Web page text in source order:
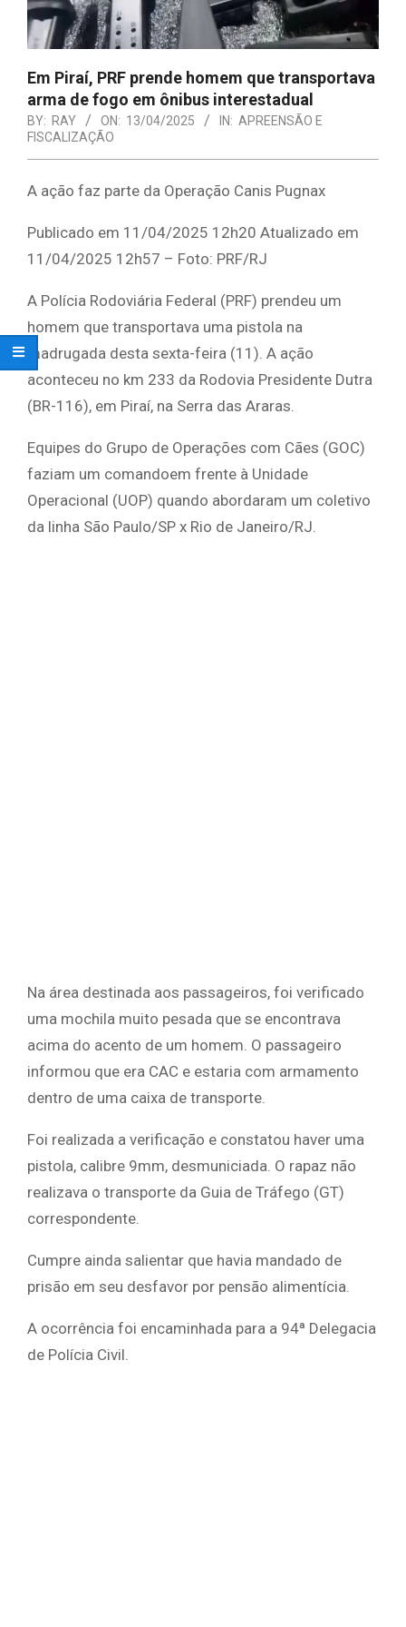
Em Piraí, PRF prende homem que transportava
arma de fogo em ônibus interestadual
BY: RAY ON: 13/04/2025 IN: APREENSÃO E
FISCALIZAÇÃO
A ação faz parte da Operação Canis Pugnax
Publicado em 11/04/2025 12h20 Atualizado em
11/04/2025 12h57 – Foto: PRF/RJ
A Polícia Rodoviária Federal (PRF) prendeu um
homem que transportava uma pistola na
madrugada desta sexta-feira (11). A ação
aconteceu no km 233 da Rodovia Presidente Dutra
(BR-116), em Piraí, na Serra das Araras.
Equipes do Grupo de Operações com Cães (GOC)
faziam um comandoem frente à Unidade
Operacional (UOP) quando abordaram um coletivo
da linha São Paulo/SP x Rio de Janeiro/RJ.
Na área destinada aos passageiros, foi verificado
uma mochila muito pesada que se encontrava
acima do acento de um homem. O passageiro
informou que era CAC e estaria com armamento
dentro de uma caixa de transporte.
Foi realizada a verificação e constatou haver uma
pistola, calibre 9mm, desmuniciada. O rapaz não
realizava o transporte da Guia de Tráfego (GT)
correspondente.
Cumpre ainda salientar que havia mandado de
prisão em seu desfavor por pensão alimentícia.
A ocorrência foi encaminhada para a 94ª Delegacia
de Polícia Civil.